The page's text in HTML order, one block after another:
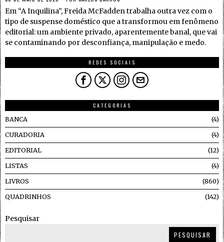
Em “A Inquilina”, Freida McFadden trabalha outra vez com o
tipo de suspense doméstico que a transformou em fenômeno
editorial: um ambiente privado, aparentemente banal, que vai
se contaminando por desconfiança, manipulação e medo.
REDES SOCIAIS
CATEGORIAS
BANCA
4
CURADORIA 4
EDITORIAL 12
LISTAS 4
LIVROS 860
QUADRINHOS 142
Pesquisar
PESQUISAR